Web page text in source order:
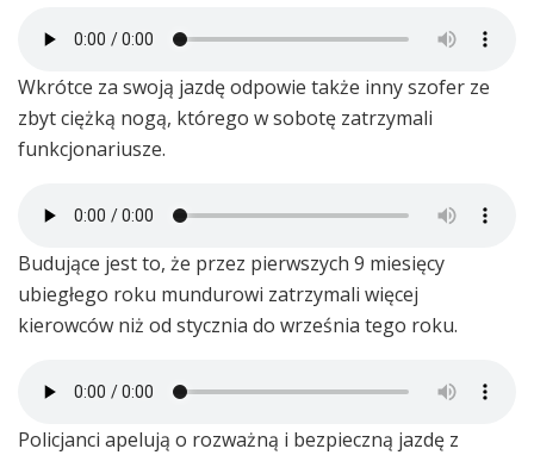
Wkrótce za swoją jazdę odpowie także inny szofer ze
zbyt ciężką nogą, którego w sobotę zatrzymali
funkcjonariusze.
Budujące jest to, że przez pierwszych 9 miesięcy
ubiegłego roku mundurowi zatrzymali więcej
kierowców niż od stycznia do września tego roku.
Policjanci apelują o rozważną i bezpieczną jazdę z